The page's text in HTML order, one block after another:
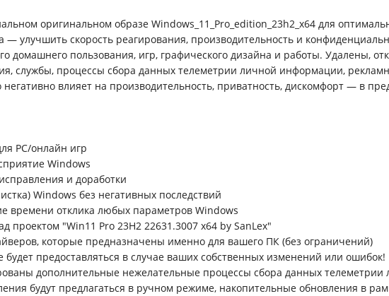
оригинальном образе Windows_11_Pro_edition_23h2_x64 для
— улучшить скорость реагирования, производительность и
домашнего пользования, игр, графического дизайна и работы. Удалены,
службы, процессы сбора данных телеметрии личной информации,
влияет на производительность, приватность, дискомфорт — в
PC/онлайн игр
Windows
и доработки
Windows без негативных последствий
времени отклика любых параметров Windows
проектом "Win11 Pro 23H2 22631.3007 x64 by SanLex"
которые предназначены именно для вашего ПК (без ограничений)
предоставляться в случае ваших собственных изменений или ошибок!
дополнительные нежелательные процессы сбора данных
будут предлагаться в ручном режиме, накопительные обновления в